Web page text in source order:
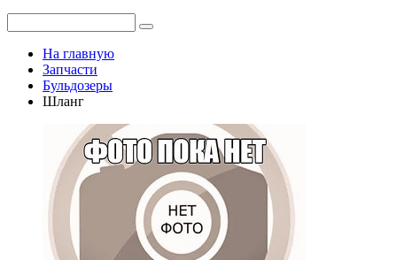
На главную
Запчасти
Бульдозеры
Шланг